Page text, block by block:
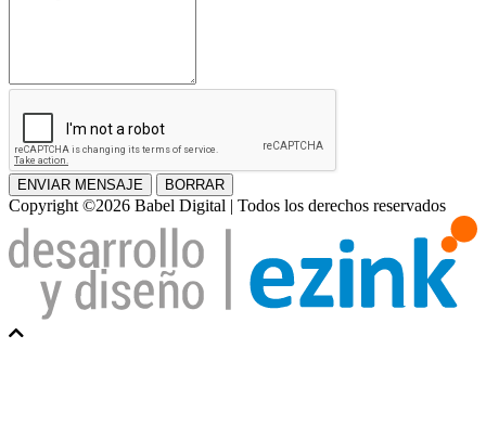
ENVIAR MENSAJE BORRAR
Copyright ©2026 Babel Digital | Todos los derechos reservados